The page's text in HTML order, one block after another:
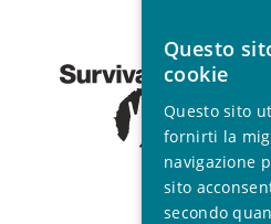
Questo
cookie
Questo sito
fornirti la
navigazione
sito
secondo